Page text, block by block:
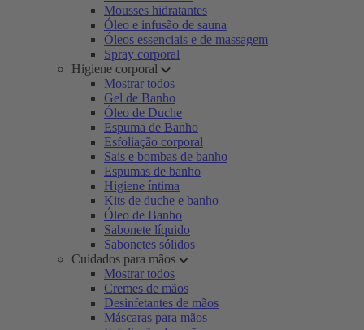
Mousses hidratantes
Óleo e infusão de sauna
Óleos essenciais e de massagem
Spray corporal
Higiene corporal
Mostrar todos
Gel de Banho
Óleo de Duche
Espuma de Banho
Esfoliação corporal
Sais e bombas de banho
Espumas de banho
Higiene íntima
Kits de duche e banho
Óleo de Banho
Sabonete líquido
Sabonetes sólidos
Cuidados para mãos
Mostrar todos
Cremes de mãos
Desinfetantes de mãos
Máscaras para mãos